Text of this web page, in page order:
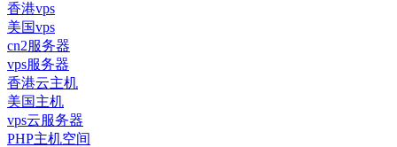
香港vps
美国vps
cn2服务器
vps服务器
香港云主机
美国主机
vps云服务器
PHP主机空间